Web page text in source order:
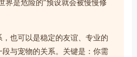
界是危险的”预设就会被慢慢修
也可以是稳定的友谊、专业的
与宠物的关系。关键是：你需